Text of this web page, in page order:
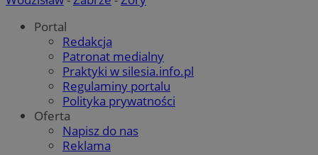
Portal
Redakcja
Patronat medialny
Praktyki w silesia.info.pl
Regulaminy portalu
Polityka prywatności
Oferta
Napisz do nas
Reklama